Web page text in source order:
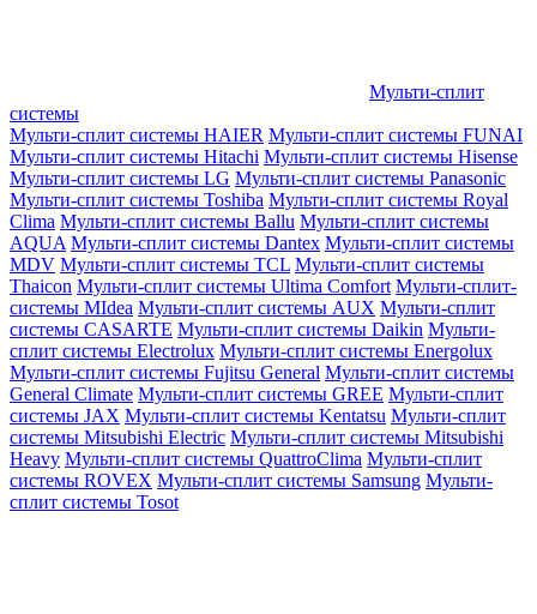
Мульти-сплит
системы
Мульти-сплит системы HAIER Мульти-сплит системы FUNAI
Мульти-сплит системы Hitachi Мульти-сплит системы Hisense
Мульти-сплит системы LG Мульти-сплит системы Panasonic
Мульти-сплит системы Toshiba Мульти-сплит системы Royal
Clima Мульти-сплит системы Ballu Мульти-сплит системы
AQUA Мульти-сплит системы Dantex Мульти-сплит системы
MDV Мульти-сплит системы TCL Мульти-сплит системы
Thaicon Мульти-сплит системы Ultima Comfort Мульти-сплит-
системы MIdea Мульти-сплит системы AUX Мульти-сплит
системы CASARTE Мульти-сплит системы Daikin Мульти-
сплит системы Electrolux Мульти-сплит системы Energolux
Мульти-сплит системы Fujitsu General Мульти-сплит системы
General Climate Мульти-сплит системы GREE Мульти-сплит
системы JAX Мульти-сплит системы Kentatsu Мульти-сплит
системы Mitsubishi Electric Мульти-сплит системы Mitsubishi
Heavy Мульти-сплит системы QuattroClima Мульти-сплит
системы ROVEX Мульти-сплит системы Samsung Мульти-
сплит системы Tosot